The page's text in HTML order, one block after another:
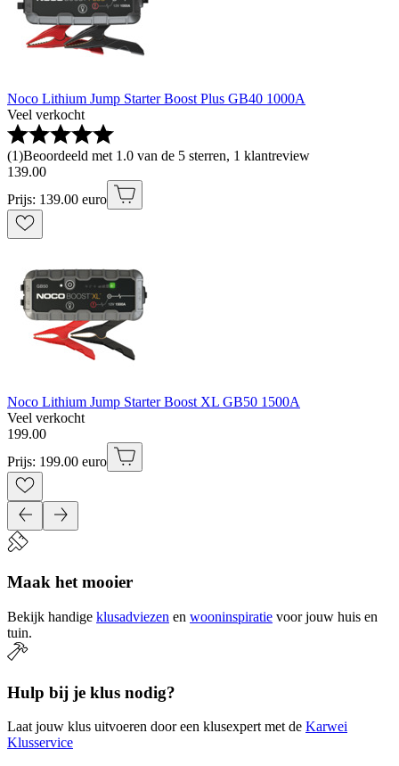
Noco Lithium Jump Starter Boost Plus GB40 1000A
Veel verkocht
(1)Beoordeeld met 1.0 van de 5 sterren, 1 klantreview
139.00
Prijs: 139.00 euro
Noco Lithium Jump Starter Boost XL GB50 1500A
Veel verkocht
199.00
Prijs: 199.00 euro
Maak het mooier
Bekijk handige klusadviezen en wooninspiratie voor jouw huis en
tuin.
Hulp bij je klus nodig?
Laat jouw klus uitvoeren door een klusexpert met de Karwei
Klusservice